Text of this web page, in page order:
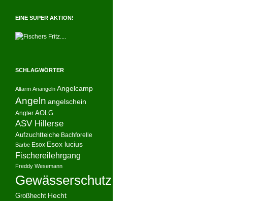
EINE SUPER AKTION!
SCHLAGWÖRTER
Altarm Anangeln Angelcamp
Angeln angelschein
Angler AOLG
ASV Hillerse
Aufzuchtteiche Bachforelle
Barbe Esox Esox lucius
Fischereilehrgang
Freddy Wesemann
Gewässerschutz
Großhecht Hecht